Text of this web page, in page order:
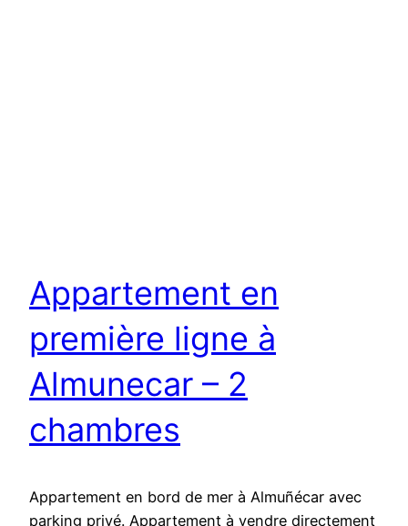
Appartement en
première ligne à
Almunecar – 2
chambres
Appartement en bord de mer à Almuñécar avec
parking privé. Appartement à vendre directement